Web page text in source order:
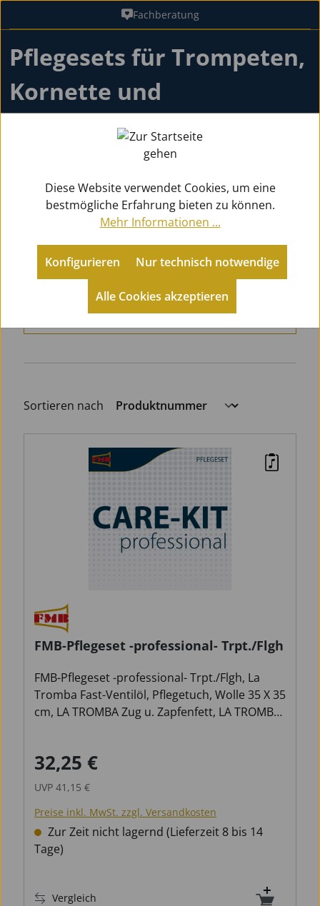
Zum Hauptinhalt springenFachberatung
Pflegesets für Trompeten,
Kornette und
Flügelhörner
Zubehör
Pflegemittel Blech
für Trompeten / Kornette / Flügelhörner
Zurück zu Pflegemittel Blech
Produkte filtern
Sortieren nach
FMB-Pflegeset -professional- Trpt./Flgh
FMB-Pflegeset -professional- Trpt./Flgh, La
Tromba Fast-Ventilöl, Pflegetuch, Wolle 35 X 35
cm, LA TROMBA Zug u. Zapfenfett, LA TROMBA
Verkaufspreis:
32,25 €
UVP 41,15 €
Preise inkl. MwSt. zzgl. Versandkosten
Zur Zeit nicht lagernd (Lieferzeit 8 bis 14
Tage)
Vergleich
Diese Website verwendet Cookies, um eine
bestmögliche Erfahrung bieten zu können.
Mehr Informationen ...
Konfigurieren
Alle Cookies akzeptieren
Nur technisch notwendige